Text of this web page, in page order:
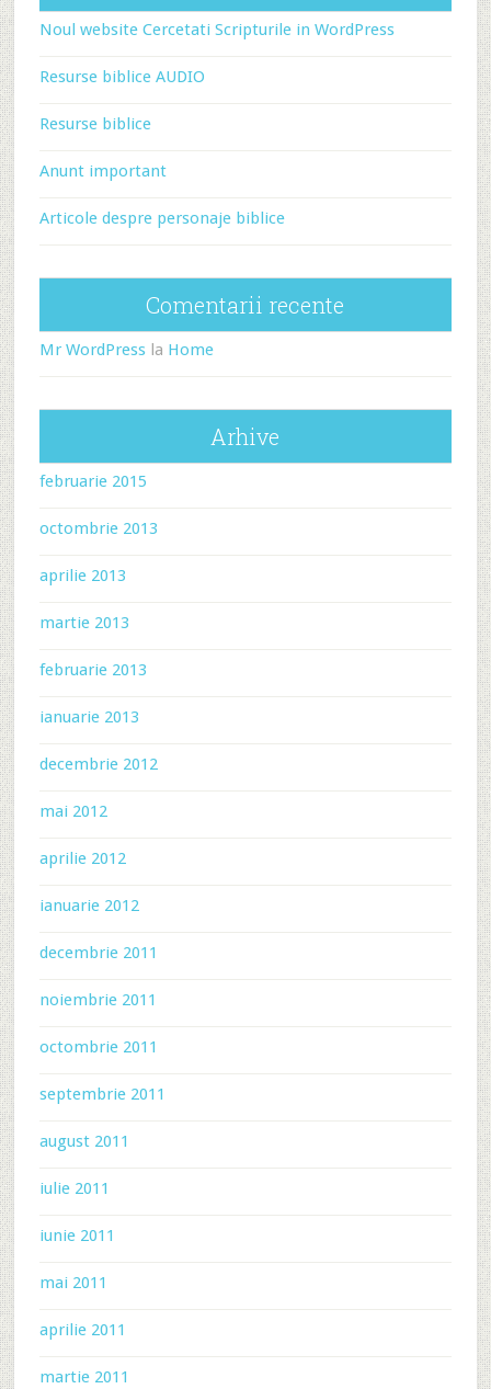
Noul website Cercetati Scripturile in WordPress
Resurse biblice AUDIO
Resurse biblice
Anunt important
Articole despre personaje biblice
Comentarii recente
Mr WordPressla Home
Arhive
februarie 2015
octombrie 2013
aprilie 2013
martie 2013
februarie 2013
ianuarie 2013
decembrie 2012
mai 2012
aprilie 2012
ianuarie 2012
decembrie 2011
noiembrie 2011
octombrie 2011
septembrie 2011
august 2011
iulie 2011
iunie 2011
mai 2011
aprilie 2011
martie 2011